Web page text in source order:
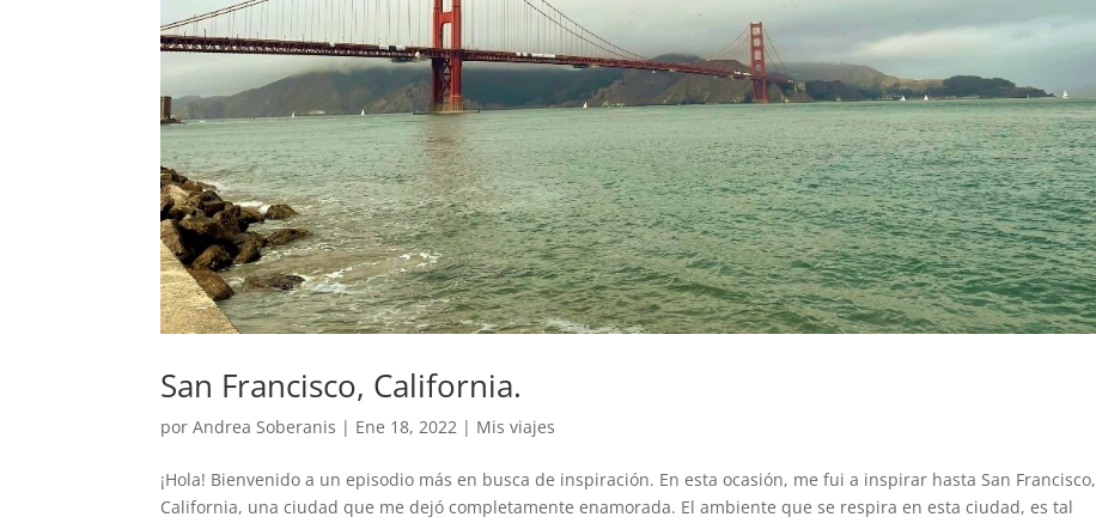
San Francisco, California.
porAndrea Soberanis | Ene 18, 2022 | Mis viajes
¡Hola! Bienvenido a un episodio más en busca de inspiración. En esta ocasión, me fui a inspirar hasta San Francisco,
California, una ciudad que me dejó completamente enamorada. El ambiente que se respira en esta ciudad, es tal